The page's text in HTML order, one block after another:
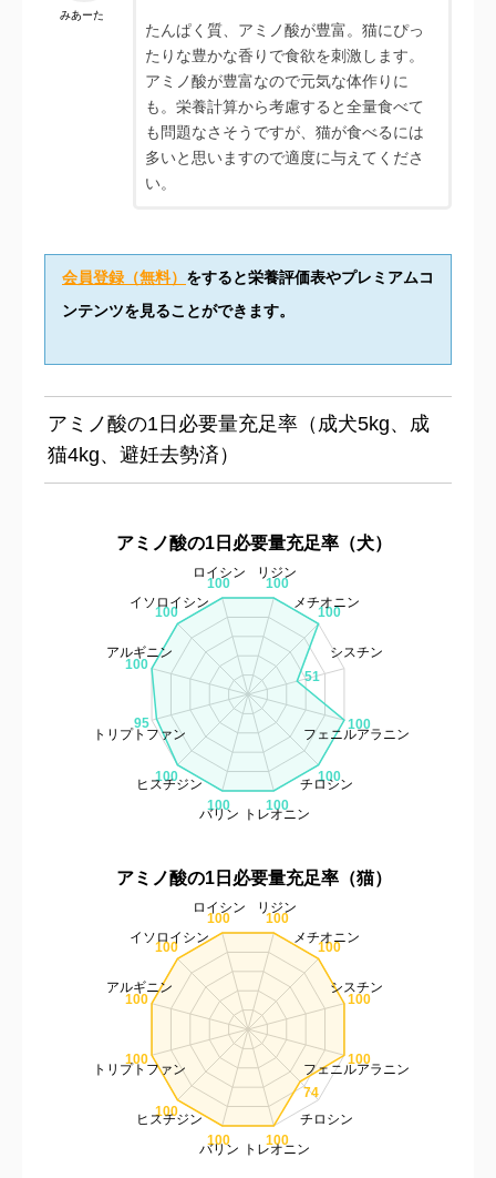
みあーた
たんぱく質、アミノ酸が豊富。猫にぴっ
たりな豊かな香りで食欲を刺激します。
アミノ酸が豊富なので元気な体作りに
も。栄養計算から考慮すると全量食べて
も問題なさそうですが、猫が食べるには
多いと思いますので適度に与えてくださ
い。
会員登録（無料） をすると栄養評価表やプレミアムコ
ンテンツを見ることができます。
アミノ酸の1日必要量充足率（成犬5kg、成
猫4kg、避妊去勢済）
アミノ酸の1日必要量充足率（犬）
100
100
100
100
100
51
100
100
100
100
100
95
アルギニン
イソロイシン
ロイシン
リジン
メチオニン
シスチン
フェニルアラニン
チロシン
トレオニン
バリン
ヒスチジン
トリプトファン
アミノ酸の1日必要量充足率（猫）
100
100
100
100
100
100
100
74
100
100
100
100
アルギニン
イソロイシン
ロイシン
リジン
メチオニン
シスチン
フェニルアラニン
チロシン
トレオニン
バリン
ヒスチジン
トリプトファン